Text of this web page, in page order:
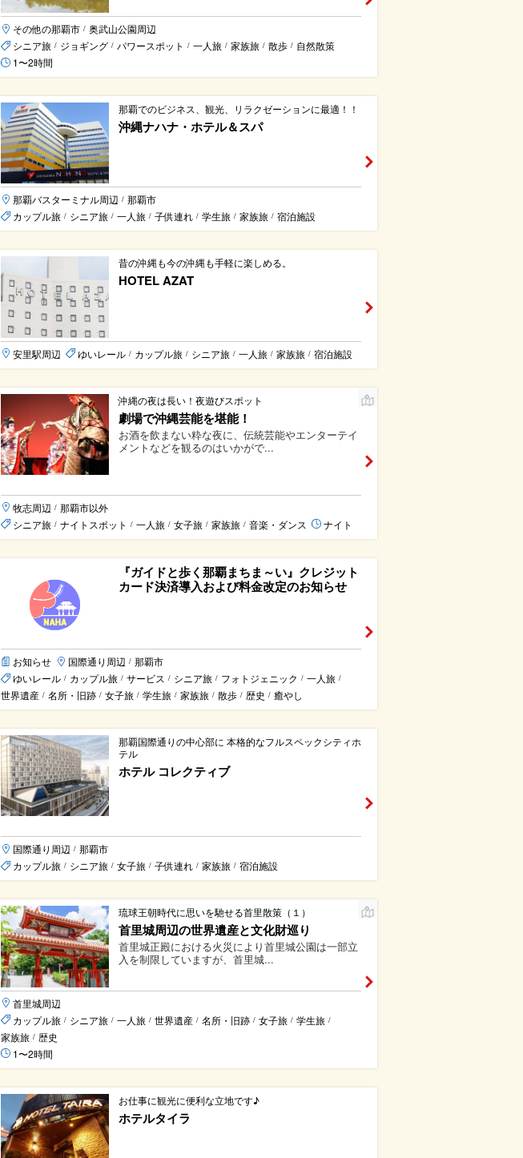
その他の那覇市 / 奥武山公園周辺
シニア旅 / ジョギング / パワースポット / 一人旅 / 家族旅 / 散歩 / 自然散策
1〜2時間
那覇でのビジネス、観光、リラクゼーションに最適！！
沖縄ナハナ・ホテル＆スパ
那覇バスターミナル周辺 / 那覇市
カップル旅 / シニア旅 / 一人旅 / 子供連れ / 学生旅 / 家族旅 / 宿泊施設
昔の沖縄も今の沖縄も手軽に楽しめる。
HOTEL AZAT
安里駅周辺 ゆいレール / カップル旅 / シニア旅 / 一人旅 / 家族旅 / 宿泊施設
沖縄の夜は長い！夜遊びスポット
劇場で沖縄芸能を堪能！
お酒を飲まない粋な夜に、伝統芸能やエンターテイ
メントなどを観るのはいかがで...
牧志周辺 / 那覇市以外
シニア旅 / ナイトスポット / 一人旅 / 女子旅 / 家族旅 / 音楽・ダンス ナイト
『ガイドと歩く那覇まちま～い』クレジット
カード決済導入および料金改定のお知らせ
お知らせ 国際通り周辺 / 那覇市
ゆいレール / カップル旅 / サービス / シニア旅 / フォトジェニック / 一人旅 /
世界遺産 / 名所・旧跡 / 女子旅 / 学生旅 / 家族旅 / 散歩 / 歴史 / 癒やし
那覇国際通りの中心部に 本格的なフルスペックシティホ
テル
ホテル コレクティブ
国際通り周辺 / 那覇市
カップル旅 / シニア旅 / 女子旅 / 子供連れ / 家族旅 / 宿泊施設
琉球王朝時代に思いを馳せる首里散策（１）
首里城周辺の世界遺産と文化財巡り
首里城正殿における火災により首里城公園は一部立
入を制限していますが、首里城...
首里城周辺
カップル旅 / シニア旅 / 一人旅 / 世界遺産 / 名所・旧跡 / 女子旅 / 学生旅 /
家族旅 / 歴史
1〜2時間
お仕事に観光に便利な立地です♪
ホテルタイラ